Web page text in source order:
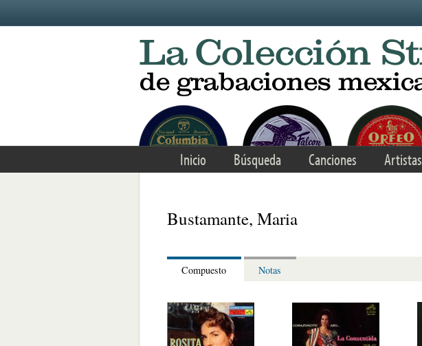
Inicio Búsqueda Canciones Artistas
Bustamante, Maria
Compuesto Notas